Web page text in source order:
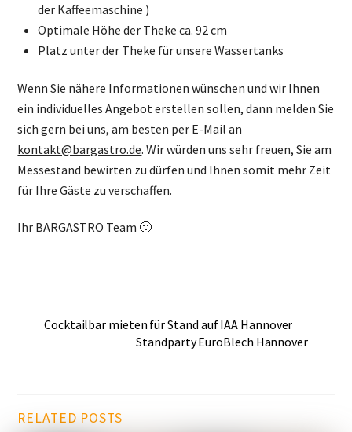
der Kaffeemaschine )
Optimale Höhe der Theke ca. 92 cm
Platz unter der Theke für unsere Wassertanks
Wenn Sie nähere Informationen wünschen und wir Ihnen
ein individuelles Angebot erstellen sollen, dann melden Sie
sich gern bei uns, am besten per E-Mail an
kontakt@bargastro.de. Wir würden uns sehr freuen, Sie am
Messestand bewirten zu dürfen und Ihnen somit mehr Zeit
für Ihre Gäste zu verschaffen.
Ihr BARGASTRO Team 🙂
Cocktailbar mieten für Stand auf IAA Hannover
Standparty EuroBlech Hannover
RELATED POSTS